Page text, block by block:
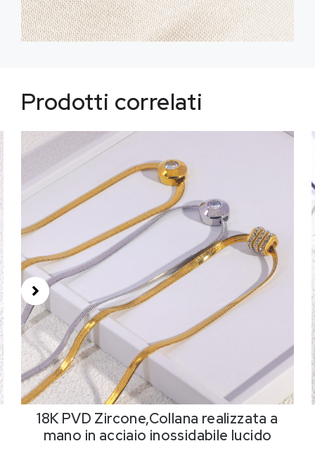
Prodotti correlati
18K PVD Zircone,Collana realizzata a
mano in acciaio inossidabile lucido